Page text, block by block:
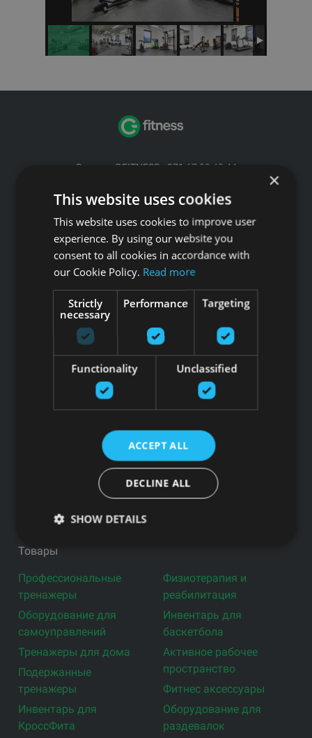
Звоните GFITNESS +371 67 99 40 44
SIA G Kolizejs
Юридический адрес: Бривибас гатве 439, Рига, LV-1024
Регистрационный номер 44103017158 НДС №
LV44103017158
АО SEB banka LV92UNLA0004007467819 , SWIFT: UNLALV2X
НОВОСТИ GFITNESS В ВАШЕЙ ЭЛЕКТРОННОЙ
Подпишитесь на новости
Производители
Товары
Профессиональные
тренажеры
Оборудование для
самоуправлений
Тренажеры для дома
Подержанные
тренажеры
Инвентарь для
КроссФита
Физиотерапия и
реабилитация
Инвентарь для
баскетбола
Активное рабочее
пространство
Фитнес аксессуары
Оборудование для
раздевалок
×
This website uses cookies
This website uses cookies to improve user
experience. By using our website you
consent to all cookies in accordance with
our Cookie Policy. Read more
Strictly
necessary
Performance Targeting
Functionality Unclassified
ACCEPT ALL
DECLINE ALL
SHOW DETAILS